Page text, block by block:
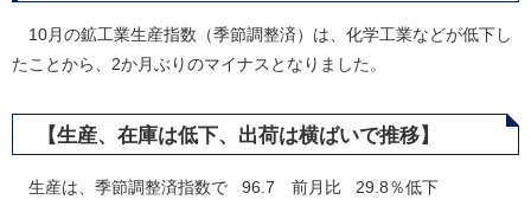
10月の鉱工業生産指数（季節調整済）は、化学工業などが低下し
たことから、2か月ぶりのマイナスとなりました。
【生産、在庫は低下、出荷は横ばいで推移】
生産は、季節調整済指数で 96.7 前月比 29.8％低下